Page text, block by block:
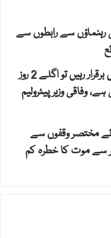
رہنماؤں سے رابطوں سے
پیٹرول کی عالمی قیمتیں برقرار رہیں تو اگلے 2 روز
وفاقی وزیر پیٹرولیم
مختصر وقفوں سے
سے موت کا خطرہ کم